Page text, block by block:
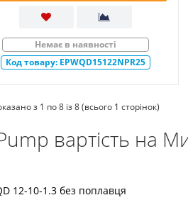
Немає в наявності
Код товару: EPWQD15122NPR25
з 1 по 8 із 8 (всього 1 сторінок)
вартість на
12-10-1.3 без поплавця